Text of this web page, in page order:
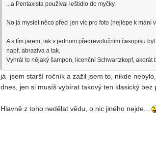
...a Pentaxista používal leštidlo do myčky.
No já myslel něco přeci jen víc pro foto (nejlépe k mání
A s tím jarem, tak v jednom předrevolučním časopisu
např. abraziva a tak.
Vyhrál to nějaký šampon, licenční Schwartzkopf,
já jsem starší ročník a zažil jsem to, nikde
dnes, jen si musíš vybírat takový ten klasický bez
Hlavně z toho nedělat vědu, o nic jiného nejde...